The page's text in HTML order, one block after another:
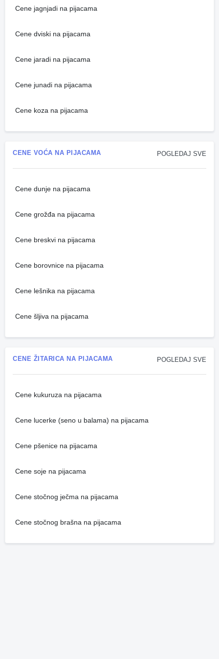
Cene jagnjadi na pijacama
Cene dviski na pijacama
Cene jaradi na pijacama
Cene junadi na pijacama
Cene koza na pijacama
POGLEDAJ SVE
CENE VOĆA NA PIJACAMA
Cene dunje na pijacama
Cene grožđa na pijacama
Cene breskvi na pijacama
Cene borovnice na pijacama
Cene lešnika na pijacama
Cene šljiva na pijacama
POGLEDAJ SVE
CENE ŽITARICA NA PIJACAMA
Cene kukuruza na pijacama
Cene lucerke (seno u balama) na pijacama
Cene pšenice na pijacama
Cene soje na pijacama
Cene stočnog ječma na pijacama
Cene stočnog brašna na pijacama